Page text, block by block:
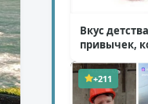
Вкус
привычек,
+211